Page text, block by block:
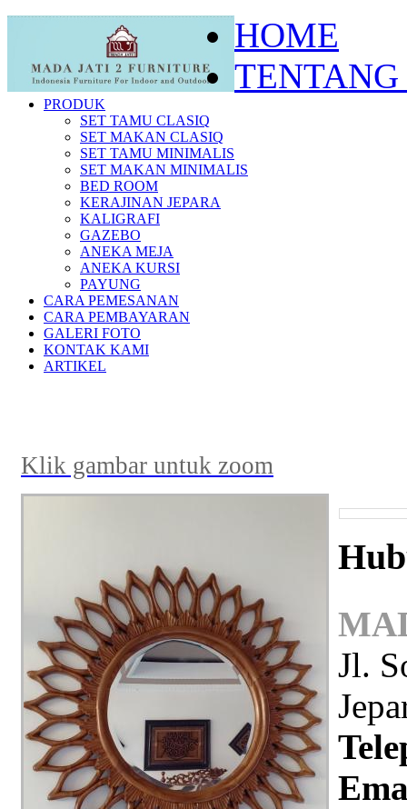
HOME
PRODUK
SET TAMU CLASIQ
SET MAKAN CLASIQ
SET TAMU MINIMALIS
SET MAKAN MINIMALIS
BED ROOM
KERAJINAN JEPARA
KALIGRAFI
GAZEBO
ANEKA MEJA
ANEKA KURSI
PAYUNG
CARA PEMESANAN
CARA PEMBAYARAN
GALERI FOTO
KONTAK KAMI
ARTIKEL
Klik gambar untuk zoom
Jl.